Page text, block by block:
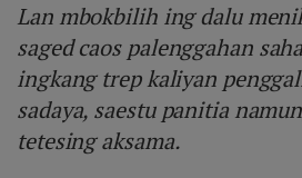
Lan mbokbilih ing dalu
saged caos palenggahan
ingkang trep kaliyan
sadaya, saestu panitia
tetesing aksama.